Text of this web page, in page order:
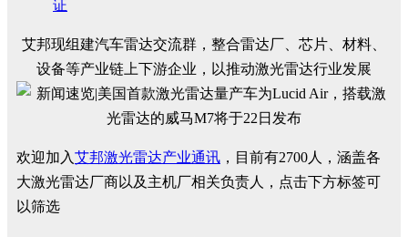
证
艾邦现组建汽车雷达交流群，整合雷达厂、芯片、材料、
设备等产业链上下游企业，以推动激光雷达行业发展
欢迎加入艾邦激光雷达产业通讯 ，目前有2700人，涵盖各
大激光雷达厂商以及主机厂相关负责人，点击下方标签可
以筛选